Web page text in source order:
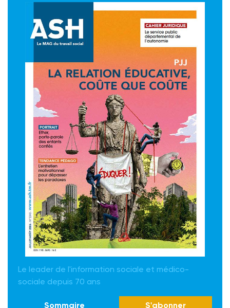
Le leader de l'information sociale et médico-
sociale depuis 70 ans
Sommaire S'abonner